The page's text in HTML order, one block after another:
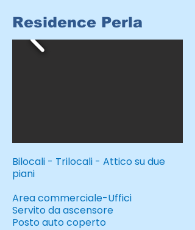
Residence Perla
Bilocali - Trilocali - Attico su due
piani
Area commerciale-Uffici
Servito da ascensore
Posto auto coperto